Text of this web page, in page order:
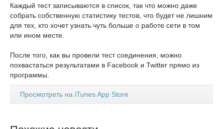
Каждый тест записываются в список, так что можно даже
собрать собственную статистику тестов, что будет не лишним
для тех, кто хочет узнать чуть больше о работе сети в том
или ином месте.
После того, как вы провели тест соединения, можно
похвастаться результатами в Facebook и Twitter прямо из
программы.
Просмотреть на iTunes App Store